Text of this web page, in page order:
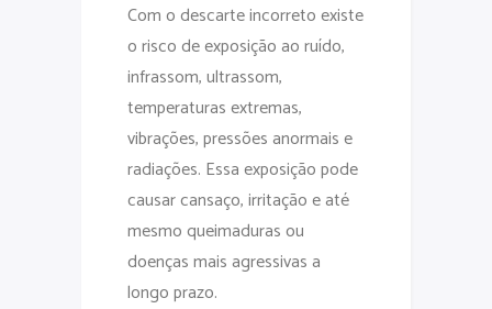
Com o descarte incorreto existe
o risco de exposição ao ruído,
infrassom, ultrassom,
temperaturas extremas,
vibrações, pressões anormais e
radiações. Essa exposição pode
causar cansaço, irritação e até
mesmo queimaduras ou
doenças mais agressivas a
longo prazo.